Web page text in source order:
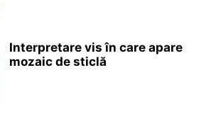
Interpretare vis în care apare
mozaic de sticlă